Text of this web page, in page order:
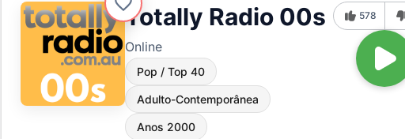
Totally Radio 00s
Online
Pop / Top 40
Adulto-Contemporânea
Anos 2000
578